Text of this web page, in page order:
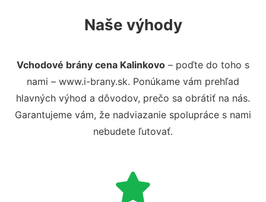
Naše výhody
Vchodové brány cena Kalinkovo – poďte do toho s
nami – www.i-brany.sk. Ponúkame vám prehľad
hlavných výhod a dôvodov, prečo sa obrátiť na nás.
Garantujeme vám, že nadviazanie spolupráce s nami
nebudete ľutovať.